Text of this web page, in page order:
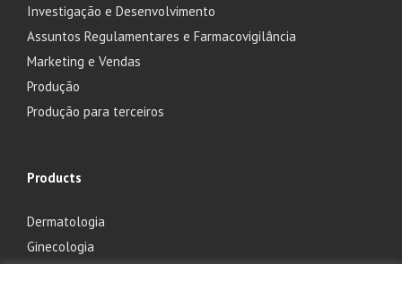
Investigação e Desenvolvimento
Assuntos Regulamentares e Farmacovigilância
Marketing e Vendas
Produção
Produção para terceiros
Products
Dermatologia
Ginecologia